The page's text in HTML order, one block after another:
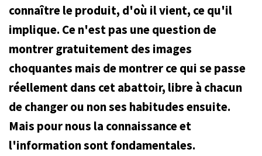
connaître le produit, d'où il vient, ce qu'il
implique. Ce n'est pas une question de
montrer gratuitement des images
choquantes mais de montrer ce qui se passe
réellement dans cet abattoir, libre à chacun
de changer ou non ses habitudes ensuite.
Mais pour nous la connaissance et
l'information sont fondamentales.